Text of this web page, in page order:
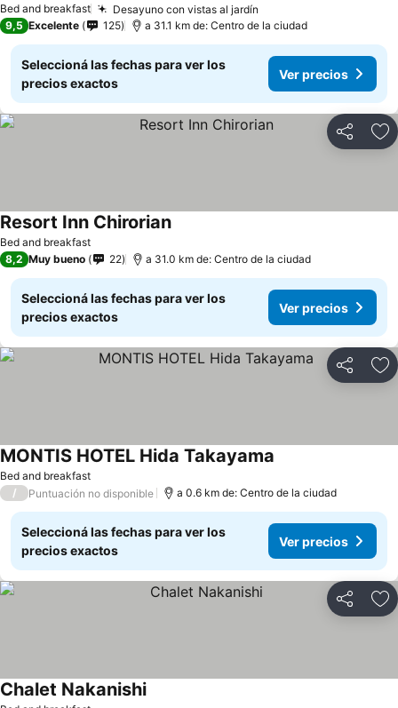
Bed and breakfast Desayuno con vistas al jardín
9,5 Excelente 125 a 31.1 km de: Centro de la ciudad
Seleccioná las fechas para ver los
precios exactos
Ver precios
Compartir
Bed and breakfast
Resort Inn Chirorian
8,2 Muy bueno 22 a 31.0 km de: Centro de la ciudad
Seleccioná las fechas para ver los
precios exactos
Ver precios
Compartir
Bed and breakfast
MONTIS HOTEL Hida Takayama
/ Puntuación no disponible a 0.6 km de: Centro de la ciudad
Seleccioná las fechas para ver los
precios exactos
Ver precios
Compartir
Chalet Nakanishi